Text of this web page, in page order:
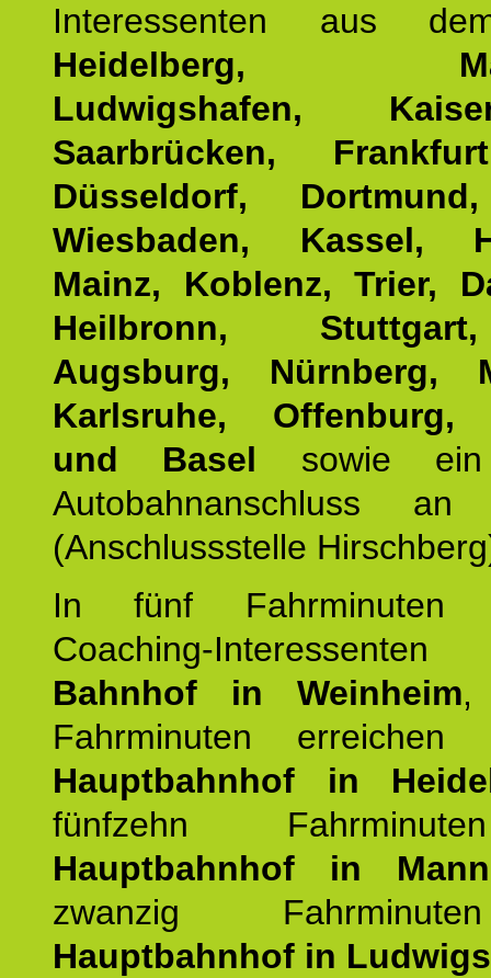
Interessenten aus
Heidelberg,
Ludwigshafen,
Saarbrücken,
Düsseldorf,
Wiesbaden, Kassel,
Mainz, Koblenz, Trier,
Heilbronn,
Augsburg, Nürnberg,
Karlsruhe, Offenburg,
und Basel sowie ein
Autobahnanschluss
(Anschlussstelle
In fünf Fahrminuten
Coaching-
Bahnhof in Weinheim,
Fahrminuten
Hauptbahnhof in
fünfzehn
Hauptbahnhof in
zwanzig
Hauptbahnhof in